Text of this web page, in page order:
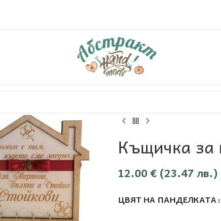
Къщичка за
12.00 € (23.47 лв.)
ЦВЯТ НА ПАНДЕЛКАТА